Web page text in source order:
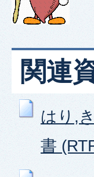
関連
はり,
書